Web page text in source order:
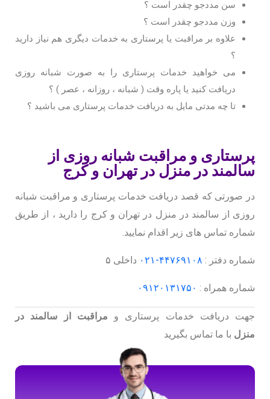
سن مددجو چقدر است ؟
وزن مددجو چقدر است ؟
علاوه بر مراقبت یا پرستاری به خدمات دیگری هم نیاز دارید
؟
می خواهید خدمات پرستاری را به صورت شبانه روزی
دریافت کنید یا پاره وقت ( شبانه ، روزانه ، عصر ) ؟
تا چه مدتی مایل به دریافت خدمات پرستاری می باشید ؟
پرستاری و مراقبت شبانه روزی از
سالمند در منزل در تهران و کرج
در صورتی که قصد دریافت خدمات پرستاری و مراقبت شبانه
روزی از سالمند در منزل در تهران و کرج را دارید ، از طریق
شماره تماس های زیر اقدام نمایید.
شماره دفتر : ۴۴۷۶۹۱۰۸-۰۲۱ داخلی ۵
شماره همراه : ۰۹۱۲۰۱۳۱۷۵۰
جهت دریافت خدمات پرستاری و مراقبت از سالمند در
منزل با ما تماس بگیرید